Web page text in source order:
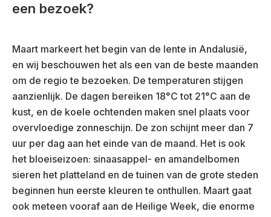
een bezoek?
Maart markeert het begin van de lente in Andalusië,
en wij beschouwen het als een van de beste maanden
om de regio te bezoeken. De temperaturen stijgen
aanzienlijk. De dagen bereiken 18°C tot 21°C aan de
kust, en de koele ochtenden maken snel plaats voor
overvloedige zonneschijn. De zon schijnt meer dan 7
uur per dag aan het einde van de maand. Het is ook
het bloeiseizoen: sinaasappel- en amandelbomen
sieren het platteland en de tuinen van de grote steden
beginnen hun eerste kleuren te onthullen. Maart gaat
ook meteen vooraf aan de Heilige Week, die enorme